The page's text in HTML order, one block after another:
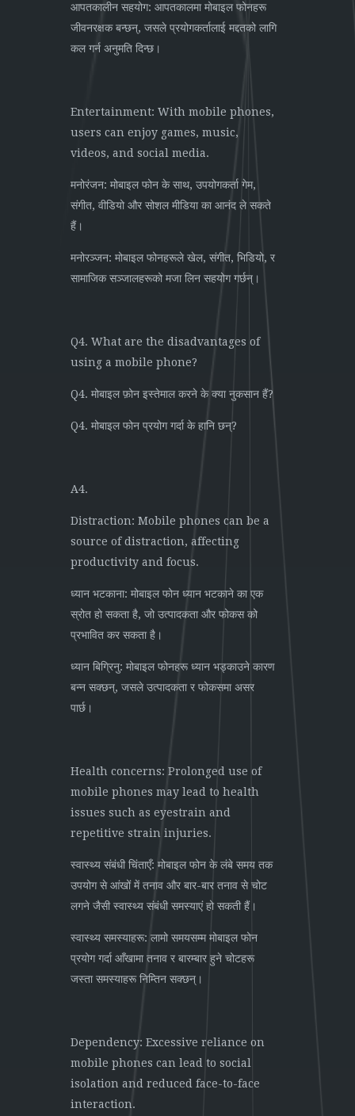
आपतकालीन सहयोग: आपतकालमा मोबाइल फोनहरू
जीवनरक्षक बन्छन्, जसले प्रयोगकर्तालाई मद्दतको लागि
कल गर्न अनुमति दिन्छ।
Entertainment: With mobile phones,
users can enjoy games, music,
videos, and social media.
मनोरंजन: मोबाइल फोन के साथ, उपयोगकर्ता गेम,
संगीत, वीडियो और सोशल मीडिया का आनंद ले सकते
हैं।
मनोरञ्जन: मोबाइल फोनहरूले खेल, संगीत, भिडियो, र
सामाजिक सञ्जालहरूको मजा लिन सहयोग गर्छन्।
Q4. What are the disadvantages of
using a mobile phone?
Q4. मोबाइल फ़ोन इस्तेमाल करने के क्या नुकसान हैं?
Q4. मोबाइल फोन प्रयोग गर्दा के हानि छन्?
A4.
Distraction: Mobile phones can be a
source of distraction, affecting
productivity and focus.
ध्यान भटकाना: मोबाइल फोन ध्यान भटकाने का एक
स्रोत हो सकता है, जो उत्पादकता और फोकस को
प्रभावित कर सकता है।
ध्यान बिग्रिनु: मोबाइल फोनहरू ध्यान भड्काउने कारण
बन्न सक्छन्, जसले उत्पादकता र फोकसमा असर
पार्छ।
Health concerns: Prolonged use of
mobile phones may lead to health
issues such as eyestrain and
repetitive strain injuries.
स्वास्थ्य संबंधी चिंताएँ: मोबाइल फोन के लंबे समय तक
उपयोग से आंखों में तनाव और बार-बार तनाव से चोट
लगने जैसी स्वास्थ्य संबंधी समस्याएं हो सकती हैं।
स्वास्थ्य समस्याहरू: लामो समयसम्म मोबाइल फोन
प्रयोग गर्दा आँखामा तनाव र बारम्बार हुने चोटहरू
जस्ता समस्याहरू निम्तिन सक्छन्।
Dependency: Excessive reliance on
mobile phones can lead to social
isolation and reduced face-to-face
interaction.